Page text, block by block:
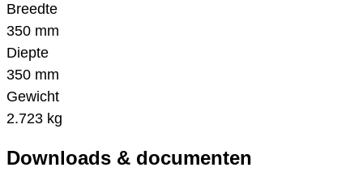
Breedte
350 mm
Diepte
350 mm
Gewicht
2.723 kg
Downloads & documenten